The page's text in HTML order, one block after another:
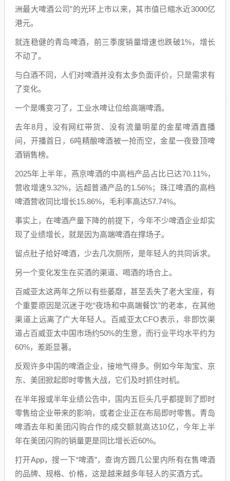
洲最大啤酒公司”的光环上市以来，其市值已缩水近3000亿
港元。
就连稳健的青岛啤酒，前三季度销量增速也跌破1%，增长
不动了。
与白酒不同，人们对啤酒并没有太多负面评价，只是需求有
了变化。
一个是嘴变刁了，工业水啤让位给高端啤酒。
去年8月，没有网红带货、没有流量明星的金星啤酒直播
间，开播首日，6吨精酿啤酒被一抢而空，金星一夜登顶啤
酒销售榜。
2025年上半年，燕京啤酒的中高档产品占比已达70.11%，
营收增速9.32%，远超普通产品的1.56%；珠江啤酒的高档
啤酒营收同比增长15.86%，毛利率高达57.74%。
事实上，在啤酒产量下降的前提下，今年不少啤酒企业却实
现了业绩增长，就是因为高端啤酒在撑场子。
留点肚子给好啤酒，少去几次厕所，是年轻人的共同诉求。
另一个变化发生在买酒的渠道、喝酒的场合上。
百威亚太这两年之所以有些萎靡，甚至丢失了老大宝座，有
个重要原因是沉迷于吃“夜场和中高端餐饮”的老本，在其他
渠道上远离了广大年轻人。百威亚太CFO表示，非即饮渠
道占百威亚太中国市场约50%的生意，而行业平均水平约为
60%，差距显著。
反观许多中国的啤酒企业，接地气得多。例如今年淘宝、京
东、美团掀起即时零售大战，它们及时抓住时机。
在半年报或半年业绩公告中，国内五巨头几乎都提到了即时
零售给企业带来的影响，或者企业正在布局即时零售。青岛
啤酒去年和美团闪购合作的成交额就高达10亿，今年上半
年在美团闪购的销量更是同比增长近60%。
打开App，搜一下“啤酒”，查询方圆几公里内所有在售啤酒
的品牌、规格、价格，这是越来越多年轻人的买酒方式。